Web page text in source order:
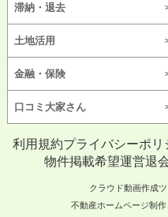
滞納・退去
土地活用
金融・保険
口コミ大家さん
利用規約プライバシーポリ
物件掲載希望運営退
クラウド動画作成
不動産ホームページ制